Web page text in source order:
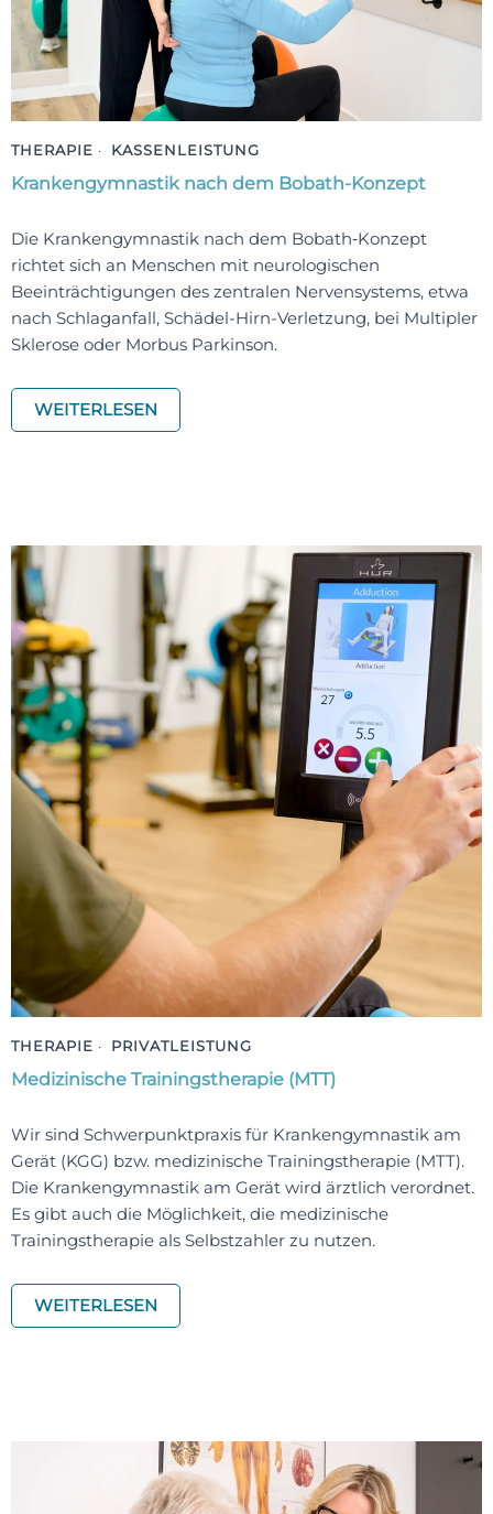
THERAPIE · KASSENLEISTUNG
Krankengymnastik nach dem Bobath-Konzept
Die Krankengymnastik nach dem Bobath‑Konzept
richtet sich an Menschen mit neurologischen
Beeinträchtigungen des zentralen Nervensystems, etwa
nach Schlaganfall, Schädel-Hirn-Verletzung, bei Multipler
Sklerose oder Morbus Parkinson.
WEITERLESEN
THERAPIE · PRIVATLEISTUNG
Medizinische Trainings­therapie (MTT)
Wir sind Schwerpunktpraxis für Krankengymnastik am
Gerät (KGG) bzw. medizinische Trainingstherapie (MTT).
Die Krankengymnastik am Gerät wird ärztlich verordnet.
Es gibt auch die Möglichkeit, die medizinische
Trainingstherapie als Selbstzahler zu nutzen.
WEITERLESEN